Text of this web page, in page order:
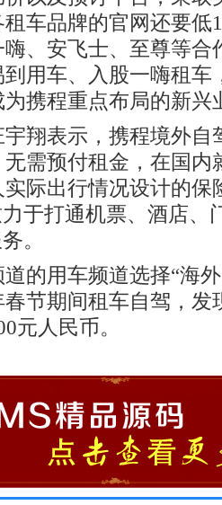
车品牌的官网还要低
、安飞士、至尊等合
用车、入股一嗨租车
携程重点布局的新兴
翔表示，携程境外自
需预付租金，在国内
际出行情况设计的保
于打通机票、酒店、
。
的用车频道选择“海
节期间租车自驾，发
元人民币。